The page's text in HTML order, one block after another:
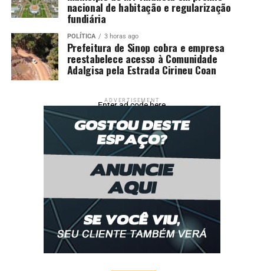
nacional de habitação e regularização
fundiária
POLÍTICA 3 horas ago
Prefeitura de Sinop cobra e empresa
reestabelece acesso à Comunidade
Adalgisa pela Estrada Cirineu Coan
ADVERTISEMENT
Enter ad code here